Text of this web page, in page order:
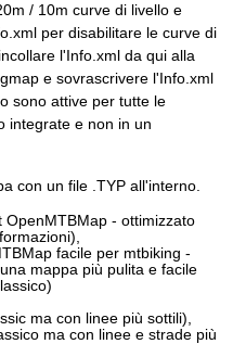
/ 10m curve di livello e
per disabilitare le curve di
l'Info.xml da qui alla
e sovrascrivere l'Info.xml
sono attive per tutte le
integrate e non in un
con un file .TYP all'interno.
OpenMTBMap - ottimizzato
facile per mtbiking -
mappa più pulita e facile
ma con linee più sottili),
ma con linee e strade più